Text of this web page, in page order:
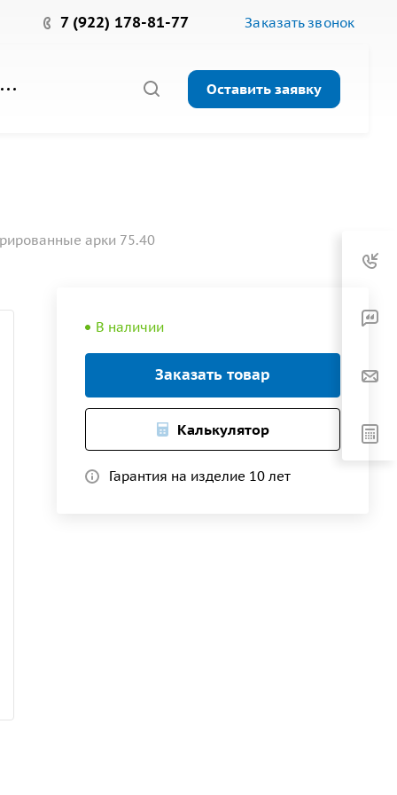
7 (922) 178-81-77 Заказать звонок
Оставить заявку
арки 75.40
В наличии
Заказать товар
Калькулятор
Гарантия на изделие 10 лет